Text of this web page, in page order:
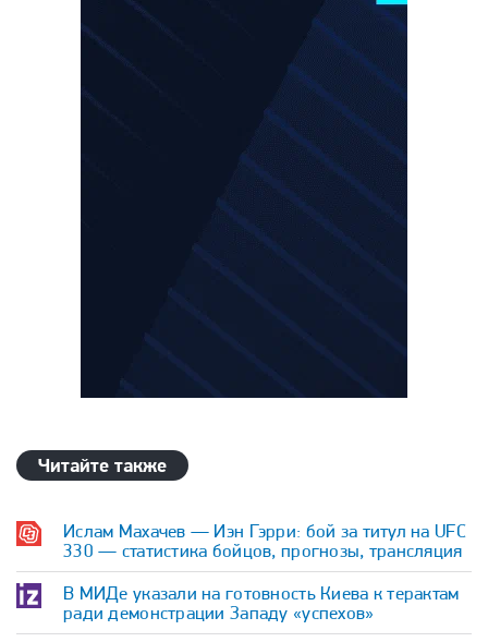
Читайте также
Ислам Махачев — Иэн Гэрри: бой за титул на UFC
330 — статистика бойцов, прогнозы, трансляция
В МИДе указали на готовность Киева к терактам
ради демонстрации Западу «успехов»